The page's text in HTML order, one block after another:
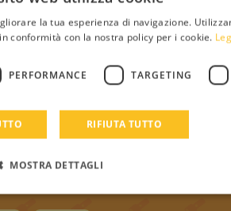
IL:
05-2012
VISUALIZZAZIONI:
1823
il libro
la tua esperienza di navigazione.
conformità con la nostra policy per i cookie.
PERFORMANCE TARGETING
RIFIUTA TUTTO
MOSTRA DETTAGLI